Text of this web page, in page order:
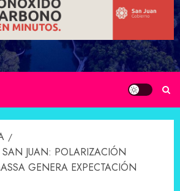
JUAN: POLARIZACIÓN
GENERA EXPECTACIÓN